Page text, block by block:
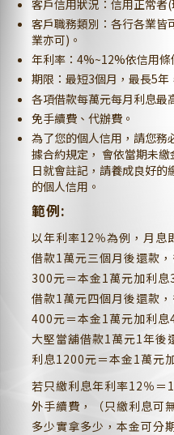
客戶信用狀況：信用正常者(
客戶職務類別：各行各業皆
業亦可)。
年利率：4%~12%依信用條
期限：最短3個月，最長5年
各項借款每萬元每月利息最
免手續費、代辦費。
為了您的個人信用，請您務
據合約規定， 會依當期未
日就會註記，請養成良好
的個人信用。
範例:
以年利率12％為例，月息
借款1萬元三個月後還款
300元＝本金1萬元加利息
借款1萬元四個月後還款
400元＝本金1萬元加利息
大堅當舖借款1萬元1年後
利息1200元＝本金1萬元
若只繳利息年利率12％＝
外手續費，（只繳利息可
多少實拿多少，本金可分